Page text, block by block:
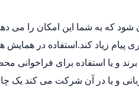
شود که به شما این امکان را می
پیام زیاد کند.استفاده در
و یا استفاده برای فراخوانی
و یا در آن شرکت می کند یک